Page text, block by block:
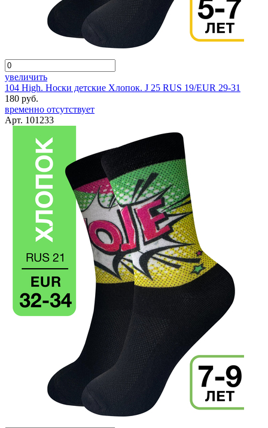
увеличить
104 High. Носки детские Хлопок. J 25 RUS 19/EUR 29-31
180 руб.
временно отсутствует
Арт. 101233